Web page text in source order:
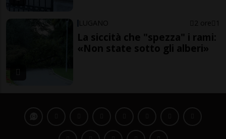
LUGANO 2 ore 1
La siccità che "spezza" i rami:
«Non state sotto gli alberi»